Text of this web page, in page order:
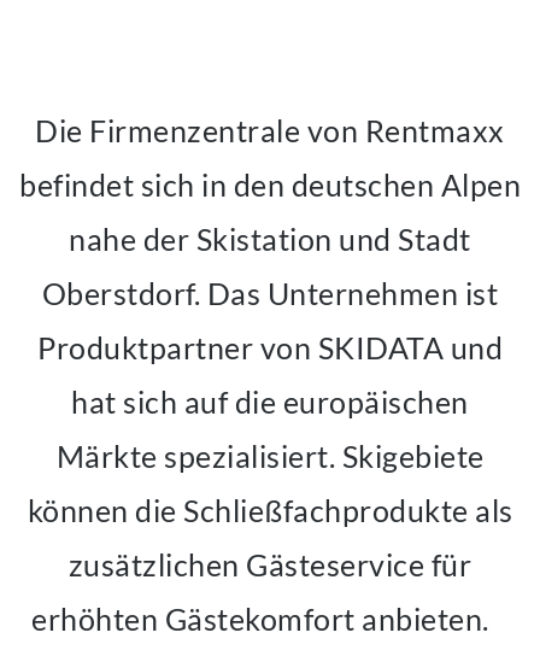
Die Firmenzentrale von Rentmaxx
befindet sich in den deutschen Alpen
nahe der Skistation und Stadt
Oberstdorf. Das Unternehmen ist
Produktpartner von SKIDATA und
hat sich auf die europäischen
Märkte spezialisiert. Skigebiete
können die Schließfachprodukte als
zusätzlichen Gästeservice für
erhöhten Gästekomfort anbieten.